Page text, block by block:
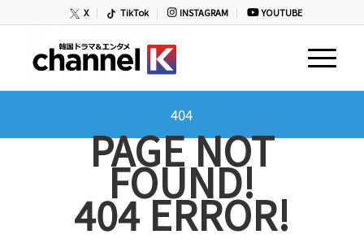
X TikTok INSTAGRAM YOUTUBE
404
PAGE NOT
FOUND!
404 ERROR!